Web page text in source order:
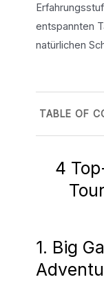
entspannten
natürlichen
TABLE OF
4
1. Big